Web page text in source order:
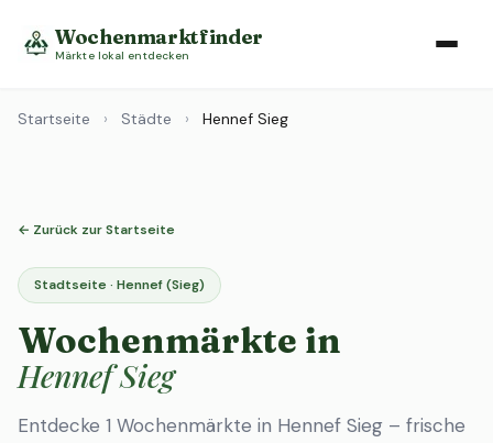
Wochenmarktfinder
Märkte lokal entdecken
Startseite › Städte › Hennef Sieg
← Zurück zur Startseite
Stadtseite · Hennef (Sieg)
Wochenmärkte in
Hennef Sieg
Entdecke 1 Wochenmärkte in Hennef Sieg – frische